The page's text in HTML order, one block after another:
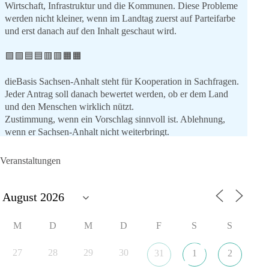
Wirtschaft, Infrastruktur und die Kommunen. Diese Probleme
werden nicht kleiner, wenn im Landtag zuerst auf Parteifarbe
und erst danach auf den Inhalt geschaut wird.
🟩🟩🟦🟦🟥🟥🟧🟧
dieBasis Sachsen-Anhalt steht für Kooperation in Sachfragen.
Jeder Antrag soll danach bewertet werden, ob er dem Land
und den Menschen wirklich nützt.
Zustimmung, wenn ein Vorschlag sinnvoll ist. Ablehnung,
wenn er Sachsen-Anhalt nicht weiterbringt.
💬 Was ist dir wichtiger: der Absender eines Antrags oder das
#dieBasis #sachsenanhalt
👉 Folgen:
Veranstaltungen
M D M D F S S
27 28 29 30 31 1 2